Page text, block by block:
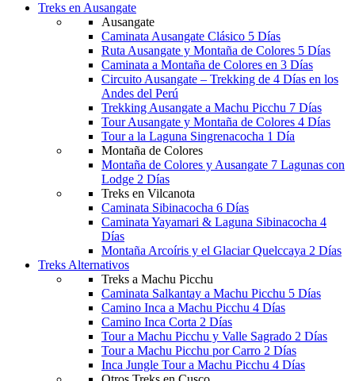
Treks en Ausangate
Ausangate
Caminata Ausangate Clásico 5 Días
Ruta Ausangate y Montaña de Colores 5 Días
Caminata a Montaña de Colores en 3 Días
Circuito Ausangate – Trekking de 4 Días en los
Andes del Perú
Trekking Ausangate a Machu Picchu 7 Días
Tour Ausangate y Montaña de Colores 4 Días
Tour a la Laguna Singrenacocha 1 Día
Montaña de Colores
Montaña de Colores y Ausangate 7 Lagunas con
Lodge 2 Días
Treks en Vilcanota
Caminata Sibinacocha 6 Días
Caminata Yayamari & Laguna Sibinacocha 4
Días
Montaña Arcoíris y el Glaciar Quelccaya 2 Días
Treks Alternativos
Treks a Machu Picchu
Caminata Salkantay a Machu Picchu 5 Días
Camino Inca a Machu Picchu 4 Días
Camino Inca Corta 2 Días
Tour a Machu Picchu y Valle Sagrado 2 Días
Tour a Machu Picchu por Carro 2 Días
Inca Jungle Tour a Machu Picchu 4 Días